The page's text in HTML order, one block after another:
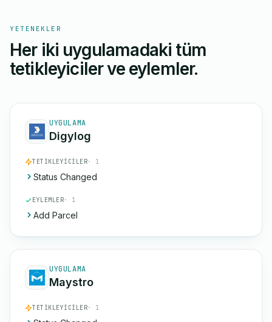
YETENEKLER
Her iki uygulamadaki tüm
tetikleyiciler ve eylemler.
UYGULAMA
Digylog
TETIKLEYICILER· 1
Status Changed
EYLEMLER· 1
Add Parcel
UYGULAMA
Maystro
TETIKLEYICILER· 1